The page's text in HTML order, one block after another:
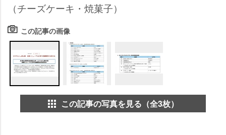
（チーズケーキ・焼菓子）
この記事の画像
この記事の写真を見る（全3枚）